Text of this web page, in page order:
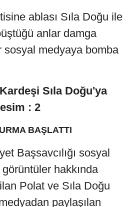
ablası Sıla Doğu ile
anlar damga
sosyal medyaya bomba
BAŞLATTI
Başsavcılığı sosyal
hakkında
Polat ve Sıla Doğu
paylaşılan